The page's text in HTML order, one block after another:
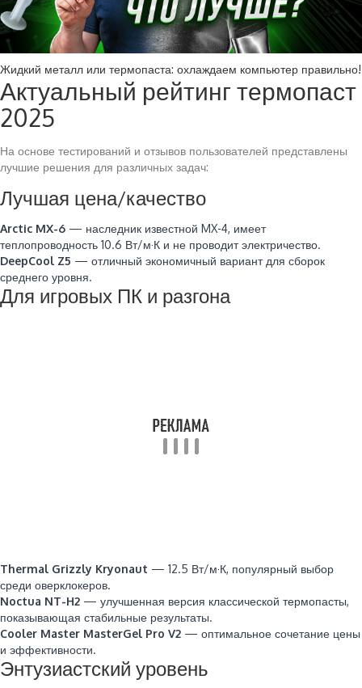
Жидкий металл или термопаста: охлаждаем компьютер правильно!
Актуальный рейтинг термопаст
2025
На основе тестирований и отзывов пользователей представлены
лучшие решения для различных задач:
Лучшая цена/качество
Arctic MX-6 — наследник известной MX-4, имеет
теплопроводность 10.6 Вт/м·К и не проводит электричество.
DeepCool Z5 — отличный экономичный вариант для сборок
среднего уровня.
Для игровых ПК и разгона
Thermal Grizzly Kryonaut — 12.5 Вт/м·К, популярный выбор
среди оверклокеров.
Noctua NT-H2 — улучшенная версия классической термопасты,
показывающая стабильные результаты.
Cooler Master MasterGel Pro V2 — оптимальное сочетание цены
и эффективности.
Энтузиастский уровень